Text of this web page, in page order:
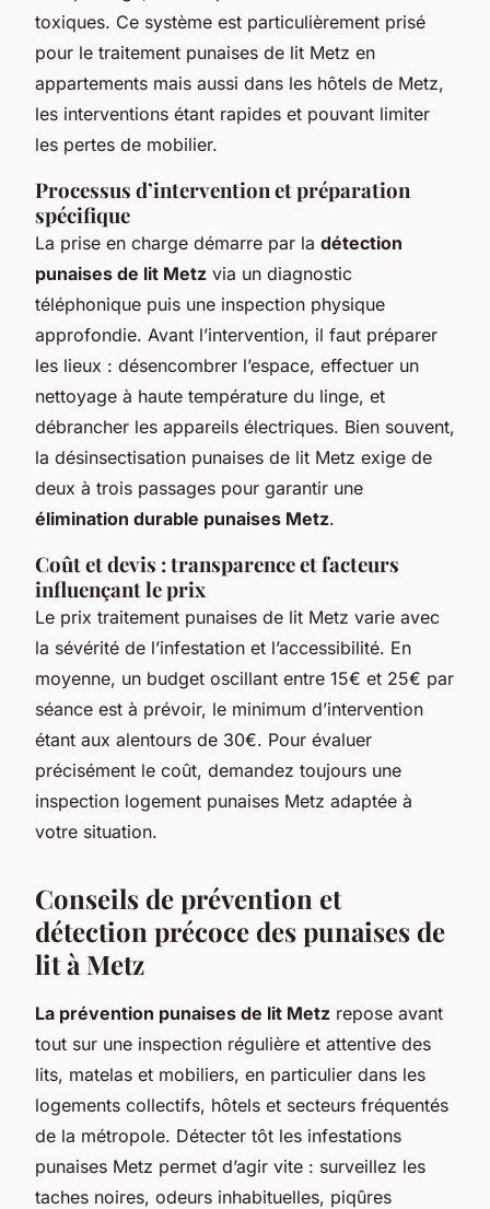
toxiques. Ce système est particulièrement prisé
pour le traitement punaises de lit Metz en
appartements mais aussi dans les hôtels de Metz,
les interventions étant rapides et pouvant limiter
les pertes de mobilier.
Processus d’intervention et préparation
spécifique
La prise en charge démarre par la détection
punaises de lit Metz via un diagnostic
téléphonique puis une inspection physique
approfondie. Avant l’intervention, il faut préparer
les lieux : désencombrer l’espace, effectuer un
nettoyage à haute température du linge, et
débrancher les appareils électriques. Bien souvent,
la désinsectisation punaises de lit Metz exige de
deux à trois passages pour garantir une
élimination durable punaises Metz.
Coût et devis : transparence et facteurs
influençant le prix
Le prix traitement punaises de lit Metz varie avec
la sévérité de l’infestation et l’accessibilité. En
moyenne, un budget oscillant entre 15€ et 25€ par
séance est à prévoir, le minimum d’intervention
étant aux alentours de 30€. Pour évaluer
précisément le coût, demandez toujours une
inspection logement punaises Metz adaptée à
votre situation.
Conseils de prévention et
détection précoce des punaises de
lit à Metz
La prévention punaises de lit Metz repose avant
tout sur une inspection régulière et attentive des
lits, matelas et mobiliers, en particulier dans les
logements collectifs, hôtels et secteurs fréquentés
de la métropole. Détecter tôt les infestations
punaises Metz permet d’agir vite : surveillez les
taches noires, odeurs inhabituelles, piqûres